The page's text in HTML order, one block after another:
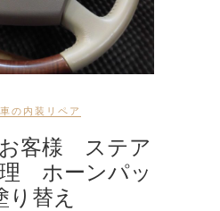
車の内装リペア
客様 ステア
ホーンパッ
り替え